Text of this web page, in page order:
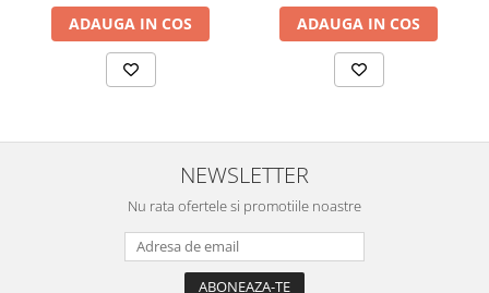
ADAUGA IN COS ADAUGA IN COS
NEWSLETTER
Nu rata ofertele si promotiile noastre